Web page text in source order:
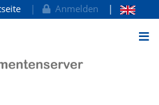
Anmelden